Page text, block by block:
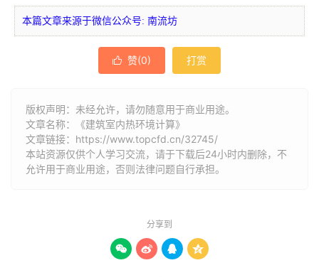
本篇文章来源于微信公众号: 南流坊
 赞(0) 打赏
版权声明：未经允许，请勿随意用于商业用途。
文章名称：《建筑室内热环境计算》
文章链接： https://www.topcfd.cn/32745/
本站资源仅供个人学习交流，请于下载后24小时内删除，不
允许用于商业用途，否则法律问题自行承担。
分享到
   